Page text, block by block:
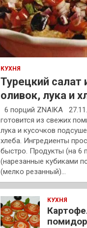
КУХНЯ
Турецкий салат
оливок, лука и
6 порций ZNAIKA
готовится из свежих
лука и кусочков
хлеба. Ингредиенты
быстро. Продукты (на 6
(нарезанные кубиками
(мелко резанный)…
КУХНЯ